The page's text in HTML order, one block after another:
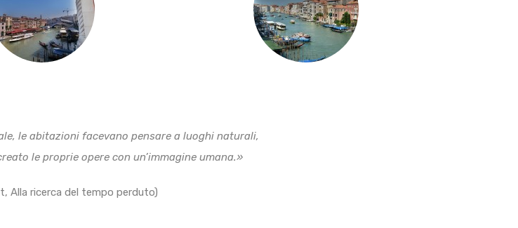
le abitazioni facevano pensare a luoghi naturali,
le proprie opere con un’immagine umana.»
Alla ricerca del tempo perduto)